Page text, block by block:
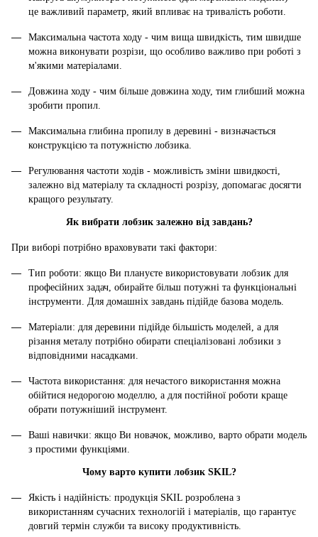
це важливий параметр, який впливає на тривалість роботи.
Максимальна частота ходу - чим вища швидкість, тим швидше
можна виконувати розрізи, що особливо важливо при роботі з
м'якими матеріалами.
Довжина ходу - чим більше довжина ходу, тим глибший можна
зробити пропил.
Максимальна глибина пропилу в деревині - визначається
конструкцією та потужністю лобзика.
Регулювання частоти ходів - можливість зміни швидкості,
залежно від матеріалу та складності розрізу, допомагає досягти
кращого результату.
Як вибрати лобзик залежно від завдань?
При виборі потрібно враховувати такі фактори:
Тип роботи: якщо Ви плануєте використовувати лобзик для
професійних задач, обирайте більш потужні та функціональні
інструменти. Для домашніх завдань підійде базова модель.
Матеріали: для деревини підійде більшість моделей, а для
різання металу потрібно обирати спеціалізовані лобзики з
відповідними насадками.
Частота використання: для нечастого використання можна
обійтися недорогою моделлю, а для постійної роботи краще
обрати потужніший інструмент.
Ваші навички: якщо Ви новачок, можливо, варто обрати модель
з простими функціями.
Чому варто купити лобзик SKIL?
Якість і надійність: продукція SKIL розроблена з
використанням сучасних технологій і матеріалів, що гарантує
довгий термін служби та високу продуктивність.